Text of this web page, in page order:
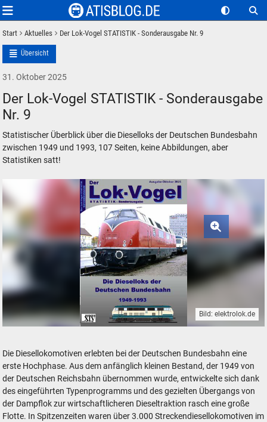
Start Aktuelles Der Lok-Vogel STATISTIK - Sonderausgabe Nr. 9
Übersicht
31. Oktober 2025
Der Lok-Vogel STATISTIK - Sonderausgabe
Nr. 9
Statistischer Überblick über die Dieselloks der Deutschen Bundesbahn
zwischen 1949 und 1993, 107 Seiten, keine Abbildungen, aber
Statistiken satt!
Bild: elektrolok.de
Die Diesellokomotiven erlebten bei der Deutschen Bundesbahn eine
erste Hochphase. Aus dem anfänglich kleinen Bestand, der 1949 von
der Deutschen Reichsbahn übernommen wurde, entwickelte sich dank
des eingeführten Typenprogramms und des gezielten Übergangs von
der Dampflok zur wirtschaftlicheren Dieseltraktion rasch eine große
Flotte. In Spitzenzeiten waren über 3.000 Streckendiesellokomotiven im